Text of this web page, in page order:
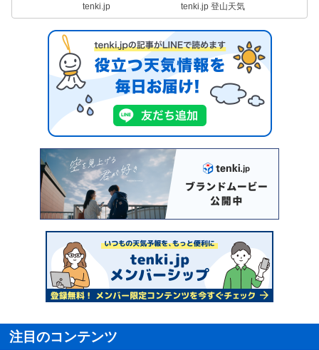
tenki.jp tenki.jp 登山天気
注目のコンテンツ